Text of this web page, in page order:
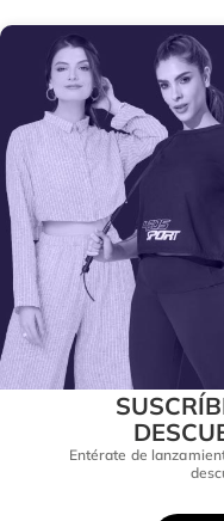
Entérate de